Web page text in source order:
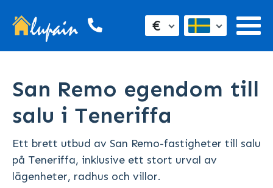
€
San Remo egendom till
salu i Teneriffa
Ett brett utbud av San Remo-fastigheter till salu
på Teneriffa, inklusive ett stort urval av
lägenheter, radhus och villor.